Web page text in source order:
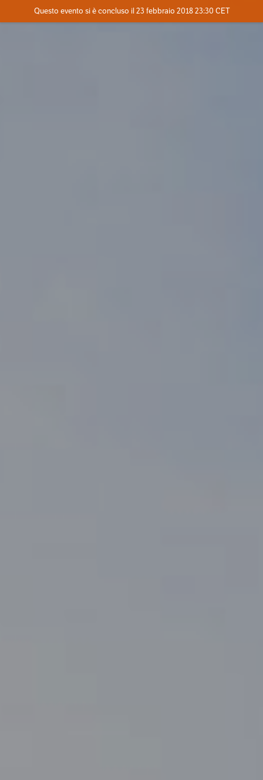
Dove
Questo evento si è concluso il 23 febbraio 2018 23:30 CET